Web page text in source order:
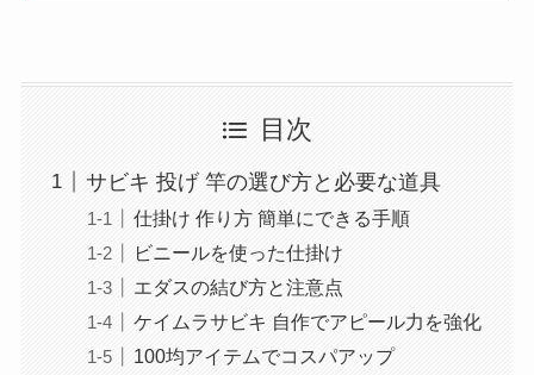
目次
サビキ 投げ 竿の選び方と必要な道具
仕掛け 作り方 簡単にできる手順
ビニールを使った仕掛け
エダスの結び方と注意点
ケイムラサビキ 自作でアピール力を強化
100均アイテムでコスパアップ